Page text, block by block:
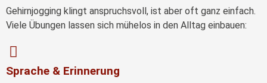
Gehirnjogging klingt anspruchsvoll, ist aber oft ganz einfach.
Viele Übungen lassen sich mühelos in den Alltag einbauen:
Sprache & Erinnerung